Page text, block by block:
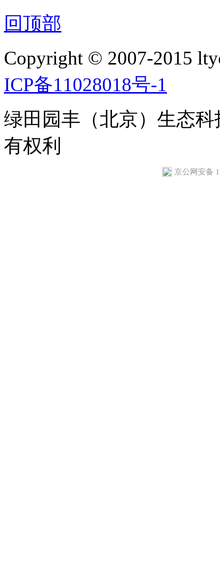
回顶部
Copyright © 2007-2015
ICP备11028018号-1
绿田园丰（北京）生态
有权利
京公网安备